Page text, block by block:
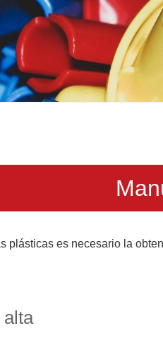
plásticas es necesario la
alta